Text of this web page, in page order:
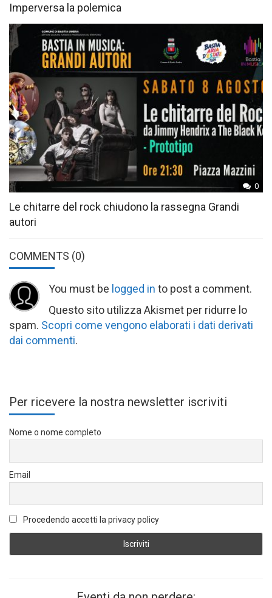
Imperversa la polemica
0
Le chitarre del rock chiudono la rassegna Grandi
autori
COMMENTS (0)
You must be logged in to post a comment.
Questo sito utilizza Akismet per ridurre lo
spam. Scopri come vengono elaborati i dati derivati
dai commenti.
Per ricevere la nostra newsletter iscriviti
Nome o nome completo
Email
Procedendo accetti la privacy policy